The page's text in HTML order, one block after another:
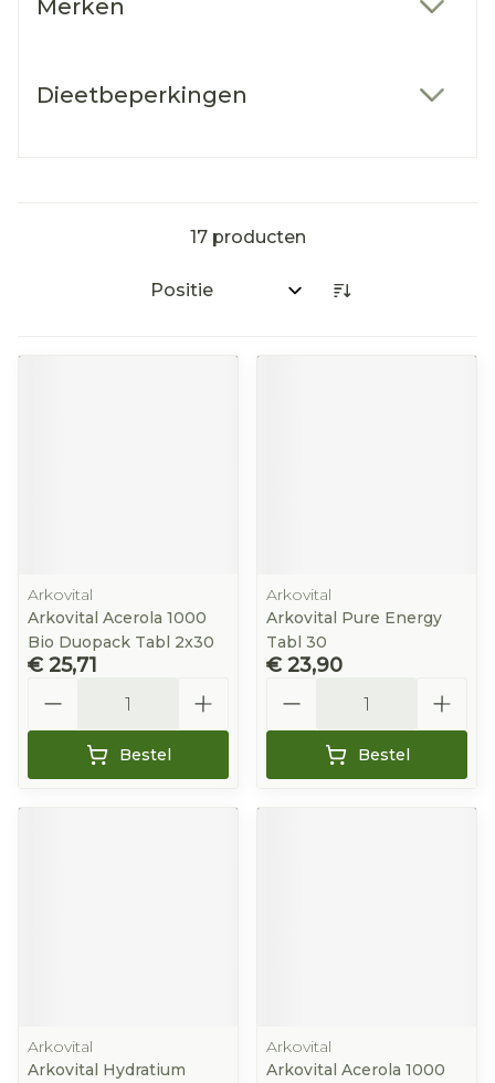
Merken
Dieetbeperkingen
17producten
Sorteer op:
Arkovital
Arkovital Acerola 1000
Bio Duopack Tabl 2x30
€ 25,71
Bestel
Arkovital
Arkovital Pure Energy
Tabl 30
€ 23,90
Bestel
Arkovital
Arkovital Hydratium
Arkovital
Arkovital Acerola 1000